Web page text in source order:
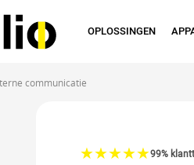
OPLOSSINGEN
communicatie
☆
★☆
★☆
★☆
★☆
★99%